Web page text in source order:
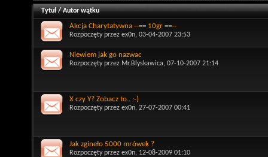
Tytuł/Autor wątku
Akcja Charytatywna --== 10gr ==--
Rozpoczęty przez ex0n, 03-04-2007 23:53
Niewiem jak go nazwac
Rozpoczęty przez Mr.Blyskawica, 07-10-2007 21:14
X czy Y? Zobacz to.. :-)
Rozpoczęty przez ex0n, 27-07-2007 00:41
Jak zgineło 5000 mrówek ?
Rozpoczęty przez ex0n, 12-08-2009 01:10